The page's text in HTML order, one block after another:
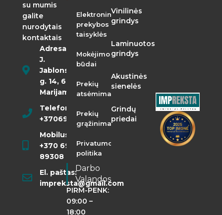
su mumis
galite
nurodytais
kontaktais
Adresas:
J.
Jablonskio
g. 14, 68290
Marijampolė
Telefonas:
+37069855400
Mobilusis:
+370 698
89308
El. paštas:
impreksta@gmail.com
Elektroninės
prekybos
taisyklės
Mokėjimo
būdai
Prekių
atsėmimas
Prekių
grąžinimas
Privatumo
politika
Darbo
Valandos
PIRM-PENK:
09:00 –
18:00
Vinilinės
grindys
Laminuotos
grindys
Akustinės
sienelės
Grindų
priedai